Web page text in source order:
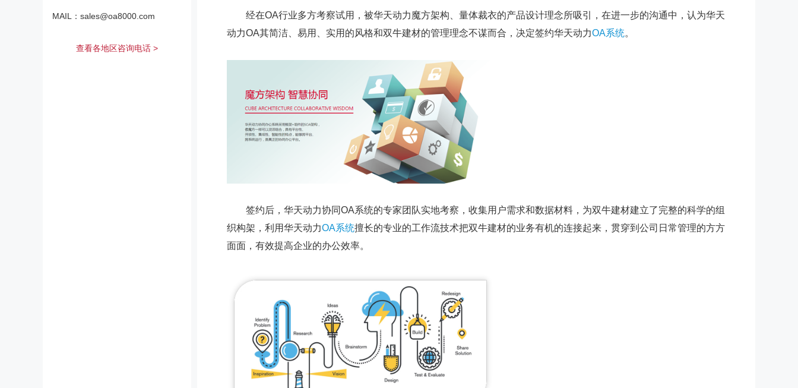
MAIL：sales@oa8000.com
查看各地区咨询电话 >
经在OA行业多方考察试用，被华天动力魔方架构、量体裁衣的产品设计理念所吸引，在进一步的沟通中，认为华天
动力OA其简洁、易用、实用的风格和双牛建材的管理理念不谋而合，决定签约华天动力OA系统。
签约后，华天动力协同OA系统的专家团队实地考察，收集用户需求和数据材料，为双牛建材建立了完整的科学的组
织构架，利用华天动力OA系统擅长的专业的工作流技术把双牛建材的业务有机的连接起来，贯穿到公司日常管理的方方
面面，有效提高企业的办公效率。